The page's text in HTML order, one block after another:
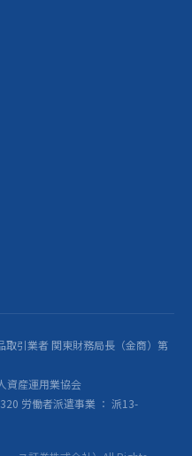
取引業者 関東財務局長（金商）第
資産運用業協会
労働者派遣事業 ： 派13-